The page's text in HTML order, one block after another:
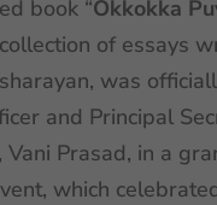
book “Okkokka
collection of essays
was
and Principal
Prasad, in a
which